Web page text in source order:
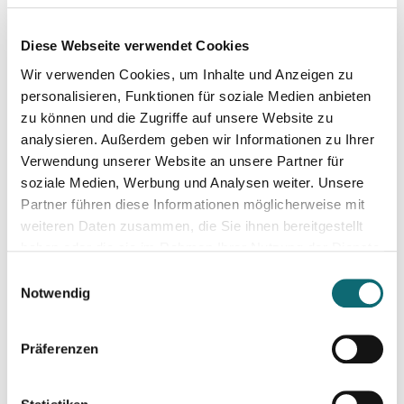
Diese Webseite verwendet Cookies
Wir verwenden Cookies, um Inhalte und Anzeigen zu
personalisieren, Funktionen für soziale Medien anbieten
zu können und die Zugriffe auf unsere Website zu
analysieren. Außerdem geben wir Informationen zu Ihrer
Verwendung unserer Website an unsere Partner für
soziale Medien, Werbung und Analysen weiter. Unsere
Partner führen diese Informationen möglicherweise mit
weiteren Daten zusammen, die Sie ihnen bereitgestellt
Notwendig
Präferenzen
11.12.2025
16.01.2026
Themen finden, drehen, verkaufen
16.01.2026
Themen finden, drehen, verkaufen
Themen finden, drehen, verkaufen
27.01.2026